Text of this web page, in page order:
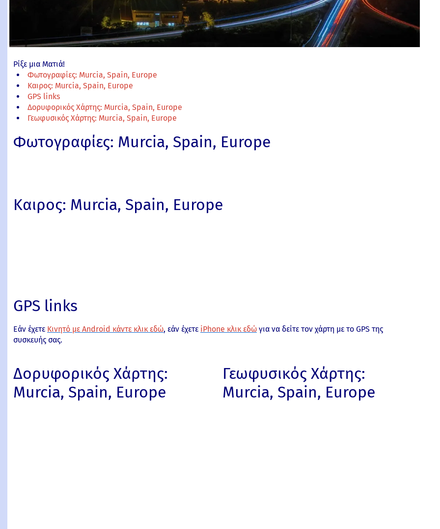
Ρίξε μια Ματιά!
Φωτογραφίες: Murcia, Spain, Europe
Καιρος: Murcia, Spain, Europe
GPS links
Δορυφορικός Χάρτης: Murcia, Spain, Europe
Γεωφυσικός Χάρτης: Murcia, Spain, Europe
Φωτογραφίες: Murcia, Spain, Europe
Καιρος: Murcia, Spain, Europe
GPS links
Εάν έχετε Κινητό με Android κάντε κλικ εδώ, εάν έχετε iPhone κλικ εδώ για να δείτε τον χάρτη με το GPS της
συσκευής σας.
Δορυφορικός Χάρτης:
Murcia, Spain, Europe
Γεωφυσικός Χάρτης:
Murcia, Spain, Europe